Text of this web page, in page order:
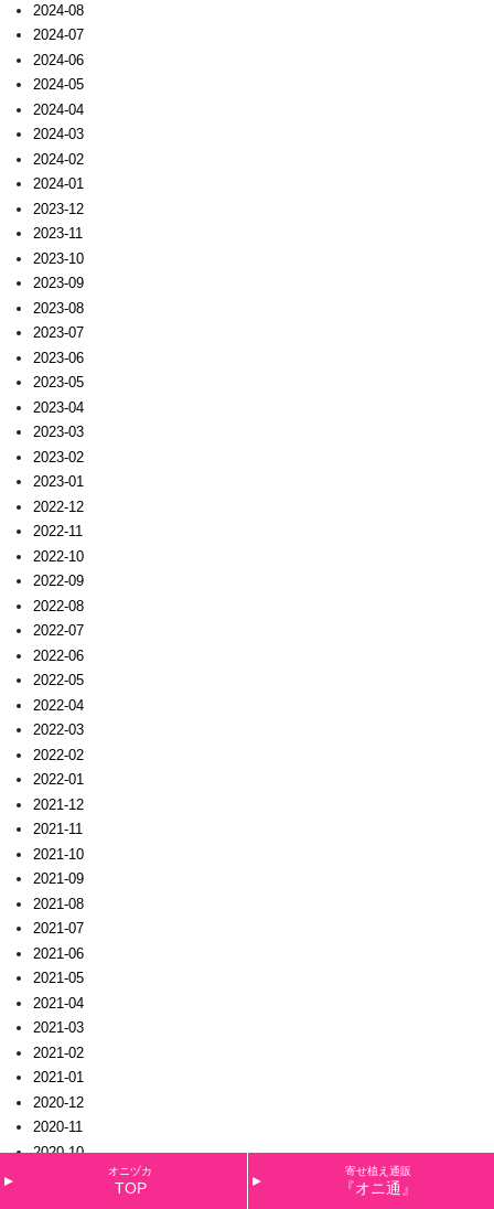
2024-08
2024-07
2024-06
2024-05
2024-04
2024-03
2024-02
2024-01
2023-12
2023-11
2023-10
2023-09
2023-08
2023-07
2023-06
2023-05
2023-04
2023-03
2023-02
2023-01
2022-12
2022-11
2022-10
2022-09
2022-08
2022-07
2022-06
2022-05
2022-04
2022-03
2022-02
2022-01
2021-12
2021-11
2021-10
2021-09
2021-08
2021-07
2021-06
2021-05
2021-04
2021-03
2021-02
2021-01
2020-12
2020-11
2020-10
オニヅカ
TOP
寄せ植え通販
『オニ通』